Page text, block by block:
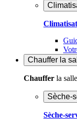
Chauffer la
Chauffer la
Sèche-
Sèche-